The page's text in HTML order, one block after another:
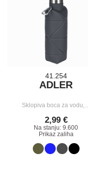
41.254
ADLER
Sklopiva boca za
2,99 €
Na stanju: 9.600
Prikaz zaliha